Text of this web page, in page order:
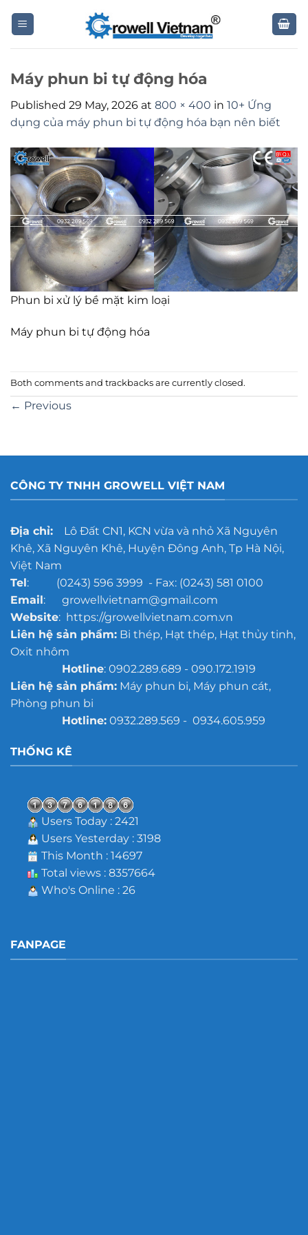
Máy phun bi tự động hóa
Published 29 May, 2026 at 800 × 400 in 10+ Ứng
dụng của máy phun bi tự động hóa bạn nên biết
Phun bi xử lý bề mặt kim loại
Máy phun bi tự động hóa
Both comments and trackbacks are currently closed.
← Previous
CÔNG TY TNHH GROWELL VIỆT NAM
Địa chỉ:Lô Đất CN1, KCN vừa và nhỏ Xã Nguyên
Khê, Xã Nguyên Khê, Huyện Đông Anh, Tp Hà Nội,
Việt Nam
Tel: (0243) 596 3999 - Fax: (0243) 581 0100
Email: growellvietnam@gmail.com
Website: https://growellvietnam.com.vn
Liên hệ sản phẩm:Bi thép, Hạt thép, Hạt thủy tinh,
Oxit nhôm
Hotline: 0902.289.689 - 090.172.1919
Liên hệ sản phẩm:Máy phun bi, Máy phun cát,
Phòng phun bi
Hotline:0932.289.569 - 0934.605.959
THỐNG KÊ
Users Today : 2421
Users Yesterday : 3198
This Month : 14697
Total views : 8357664
Who's Online : 26
FANPAGE